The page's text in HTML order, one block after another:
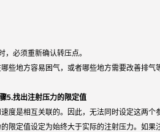
，必须重新确认转压点。
些地方容易困气，或者哪些地方需要改善排气
5.找出注射压力的限定值
是相互关联的。因此，无法同时设定这两个
限定值设定为始终大于实际的注射压力。如